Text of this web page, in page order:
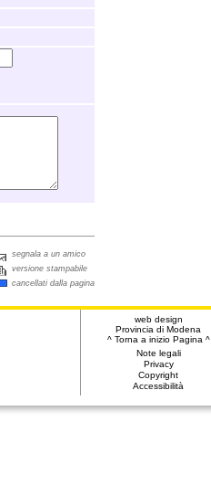
segnala a un amico
versione stampabile
cancellati dalla pagina
web design
Provincia di Modena
^ Torna a inizio Pagina ^
Note legali
Privacy
Copyright
Accessibilità